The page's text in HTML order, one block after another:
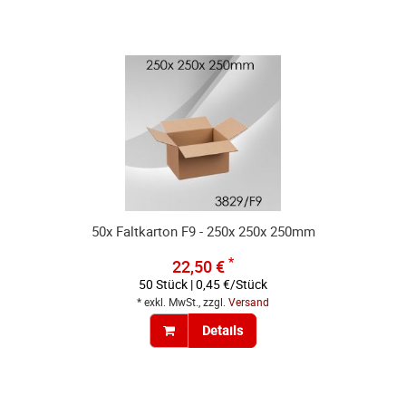
50x Faltkarton F9 - 250x 250x 250mm
22,50 € *
50 Stück | 0,45 €/Stück
* exkl. MwSt., zzgl. Versand
Details